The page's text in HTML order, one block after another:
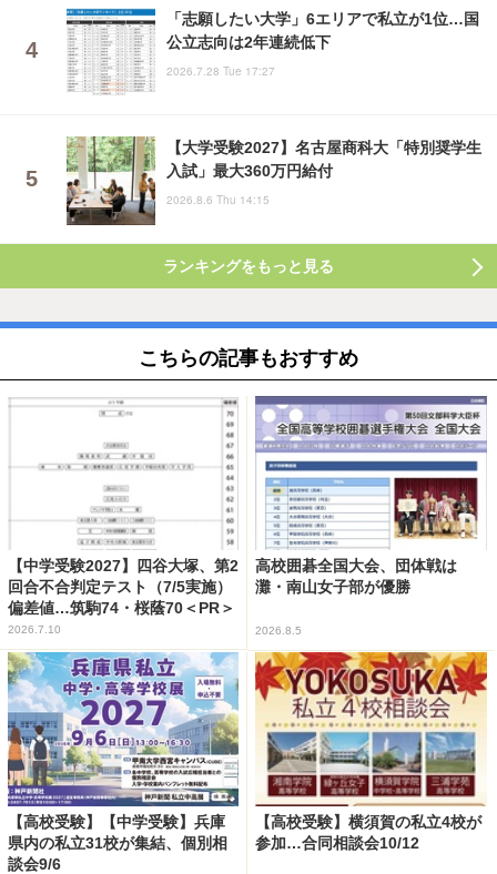
「志願したい大学」6エリアで私立が1位…国
公立志向は2年連続低下
2026.7.28 Tue 17:27
【大学受験2027】名古屋商科大「特別奨学生
入試」最大360万円給付
2026.8.6 Thu 14:15
ランキングをもっと見る
こちらの記事もおすすめ
【中学受験2027】四谷大塚、第2
回合不合判定テスト（7/5実施）
偏差値…筑駒74・桜蔭70＜PR＞
2026.7.10
高校囲碁全国大会、団体戦は
灘・南山女子部が優勝
2026.8.5
【高校受験】【中学受験】兵庫
県内の私立31校が集結、個別相
談会9/6
【高校受験】横須賀の私立4校が
参加…合同相談会10/12